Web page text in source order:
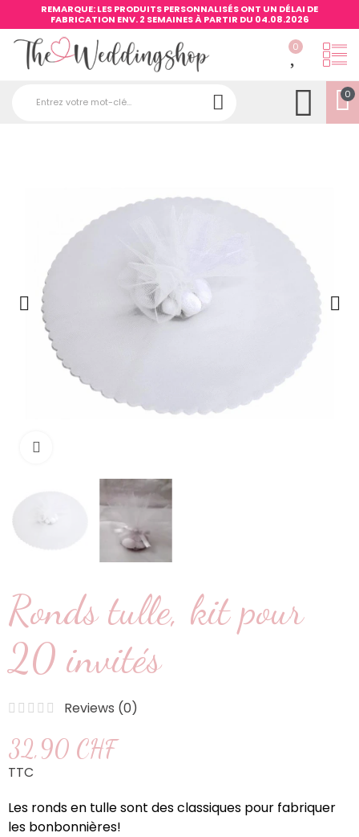
REMARQUE: LES PRODUITS PERSONNALISÉS ONT UN DÉLAI DE
FABRICATION ENV. 2 SEMAINES À PARTIR DU 04.08.2026
0
0
Ronds tulle, kit pour
20 invités
Reviews (0)
32,90 CHF
TTC
Les ronds en tulle sont des classiques pour fabriquer
les bonbonnières!